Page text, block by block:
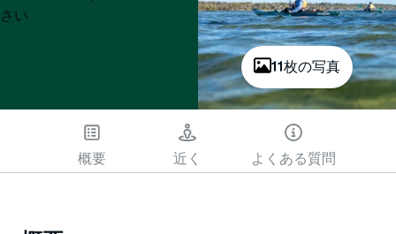
11枚の写真
さい
概要 近く よくある質問